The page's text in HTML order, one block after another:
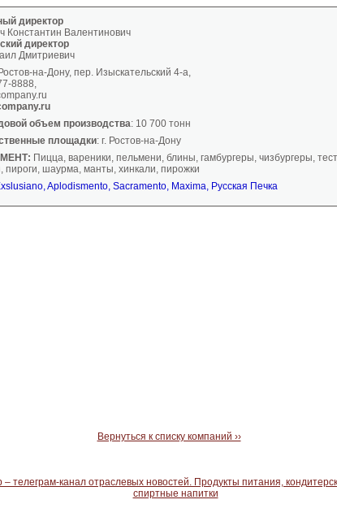
директор
Константин Валентинович
директор
Дмитриевич
на-Дону, пер. Изыскательский 4-а,
8888,
объем производства: 10 700 тонн
площадки: г. Ростов-на-Дону
Пицца, вареники, пельмени, блины, гамбургеры, чизбургеры,
пироги, шаурма, манты, хинкали, пирожки
Aplodismento, Sacramento, Maxima, Русская Печка
Вернуться к списку компаний ››